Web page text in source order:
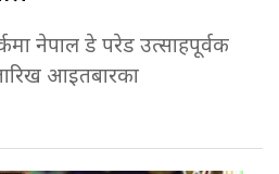
नेपाल डे परेड उत्साहपूर्वक
आइतबारका